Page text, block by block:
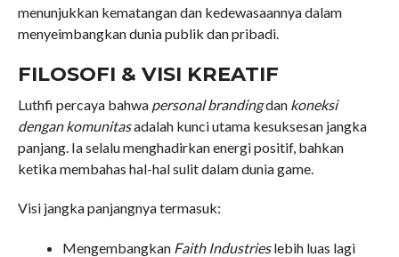
menunjukkan kematangan dan kedewasaannya dalam
menyeimbangkan dunia publik dan pribadi.
FILOSOFI & VISI KREATIF
Luthfi percaya bahwa personal brandingdan koneksi
dengan komunitasadalah kunci utama kesuksesan jangka
panjang. Ia selalu menghadirkan energi positif, bahkan
ketika membahas hal-hal sulit dalam dunia game.
Visi jangka panjangnya termasuk:
Mengembangkan Faith Industrieslebih luas lagi